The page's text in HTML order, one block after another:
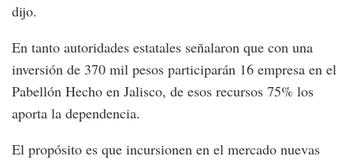
dijo.
En tanto autoridades estatales señalaron que con una
inversión de 370 mil pesos participarán 16 empresa en el
Pabellón Hecho en Jalisco, de esos recursos 75% los
aporta la dependencia.
El propósito es que incursionen en el mercado nuevas